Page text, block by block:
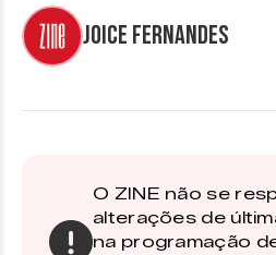
Joice Fernandes
O ZINE não se
alterações de
na programação